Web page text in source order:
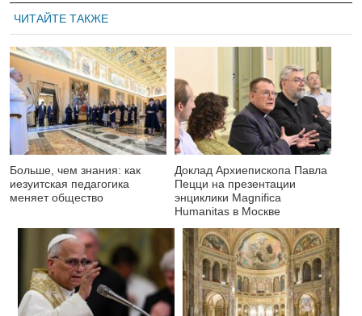
ЧИТАЙТЕ ТАКЖЕ
Больше, чем знания: как
иезуитская педагогика
меняет общество
Доклад Архиепископа Павла
Пецци на презентации
энциклики Magnifica
Нumanitas в Москве